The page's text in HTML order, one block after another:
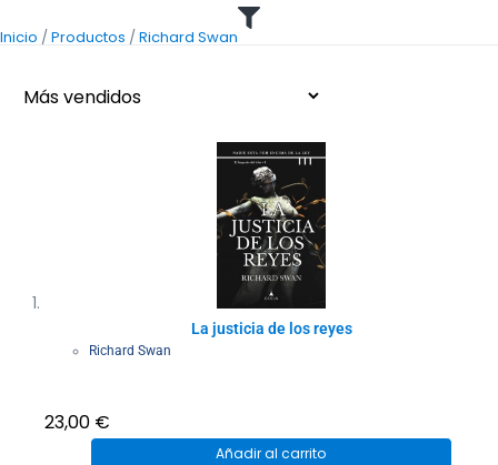
Inicio /Productos /Richard Swan
La justicia de los reyes
Richard Swan
23,00 €
Añadir al carrito